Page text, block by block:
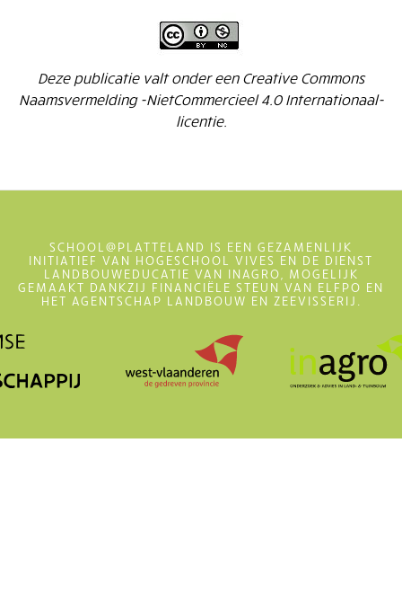
Deze publicatie valt onder een Creative Commons
Naamsvermelding -NietCommercieel 4.0 Internationaal-
licentie.
SCHOOL@PLATTELAND IS EEN GEZAMENLIJK
INITIATIEF VAN HOGESCHOOL VIVES EN DE DIENST
LANDBOUWEDUCATIE VAN INAGRO, MOGELIJK
GEMAAKT DANKZIJ FINANCIËLE STEUN VAN ELFPO EN
HET AGENTSCHAP LANDBOUW EN ZEEVISSERIJ.